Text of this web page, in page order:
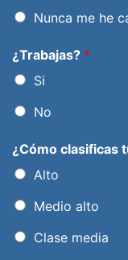
Nunca me he
¿Trabajas? *
Si
No
¿Cómo clasificas
Alto
Medio alto
Clase media